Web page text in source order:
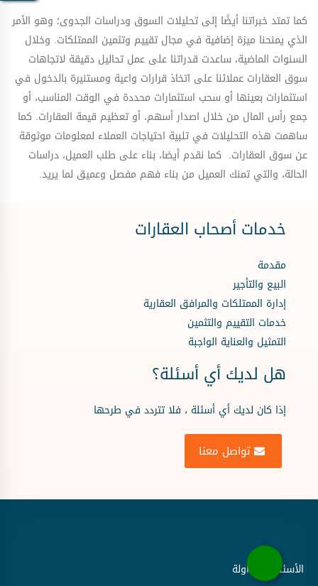
كما تمتد خبراتنا أيضًا إلى تحليلات السوق ودراسات الجدوى؛ وهو الأمر
الذي يمنحنا ميزة إضافية في مجال تقييم وتثمين الممتلكات. وخلال
السنوات الماضية، ساعدت قدراتنا على عمل تحاليل دقيقة لاتجاهات
سوق العقارات عملائنا على اتخاذ قرارات واعية ومستنيرة بالدخول في
استثمارات بعينها أو سحب استثمارات محددة في الوقت المناسب، أو
جمع رأس المال من خلال اصدار أسهم، أو تعظيم قيمة العقارات. كما
ساهمت هذه التحليلات في تلبية احتياجات العملاء لمعلومات موثوقة
عن سوق العقارات. كما نقدم أيضا، بناء على طلب العميل، دراسات
الحالة، والتي تمنك العميل من بناء فهم مفصل وعميق لما يريد.
خدمات أصحاب العقارات
مقدمة
البيع والتأجير
إدارة الممتلكات والمرافق العقارية
خدمات التقييم والتثمين
التمثيل والعناية الواجبة
هل لديك أي أسئلة؟
إذا كان لديك أي أسئلة ، فلا تتردد في طرحها
تواصل معنا
الأسئلة المتداولة